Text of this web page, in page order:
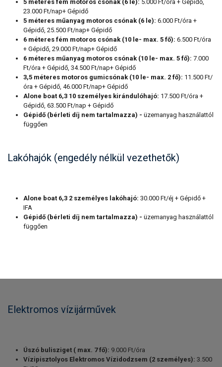
5 méteres fém motoros csónak (6 le): 5.000 Ft/óra + Gépidő,
23.000 Ft/nap+ Gépidő
5 méteres műanyag motoros csónak (6 le): 6.000 Ft/óra +
Gépidő, 25.500 Ft/nap+ Gépidő
6 méteres fém motoros csónak (10 le- max. 5 fő): 6.500 Ft/óra
+ Gépidő, 29.000 Ft/nap+ Gépidő
6 méteres műanyag motoros csónak (10 le- max. 5 fő): 7.000
Ft/óra + Gépidő, 34.500 Ft/nap+ Gépidő
3,5 méteres motoros gumicsónak (10 le- max. 2 fő): 11.500 Ft/
óra + Gépidő, 46.000 Ft/nap+ Gépidő
Alone boat 6,3 10 személyes kirándulóhajó: 17.500 Ft/óra +
Gépidő, 63.500 Ft/nap + Gépidő
Gépidő (bérleti díj nem tartalmazza) - üzemanyag használattól
függően
Lakóhajók (engedély nélkül vezethetők)
Alone boat 6,3 2 személyes lakóhajó: 30.000 Ft/éj + Gépidő +
IFA
Gépidő (bérleti díj nem tartalmazza) - üzemanyag használattól
függően
Elektromos vízijárművek
Úszó bulisziget ( max. 7 fő): 9.000 Ft/óra
Vízipisztolyos Elektromos Vízidodzsem (2 személyes): 3.500